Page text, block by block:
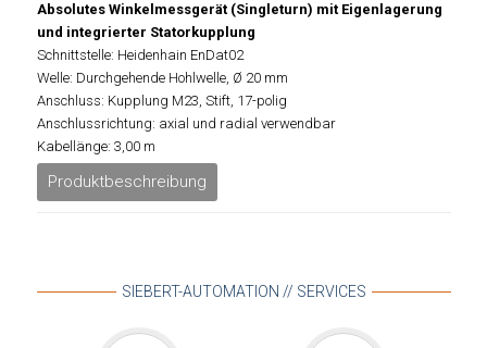
Absolutes Winkelmessgerät (Singleturn) mit Eigenlagerung
und integrierter Statorkupplung
Schnittstelle: Heidenhain EnDat02
Welle: Durchgehende Hohlwelle, Ø 20 mm
Anschluss: Kupplung M23, Stift, 17-polig
Anschlussrichtung: axial und radial verwendbar
Kabellänge: 3,00 m
Produktbeschreibung
SIEBERT-AUTOMATION // SERVICES